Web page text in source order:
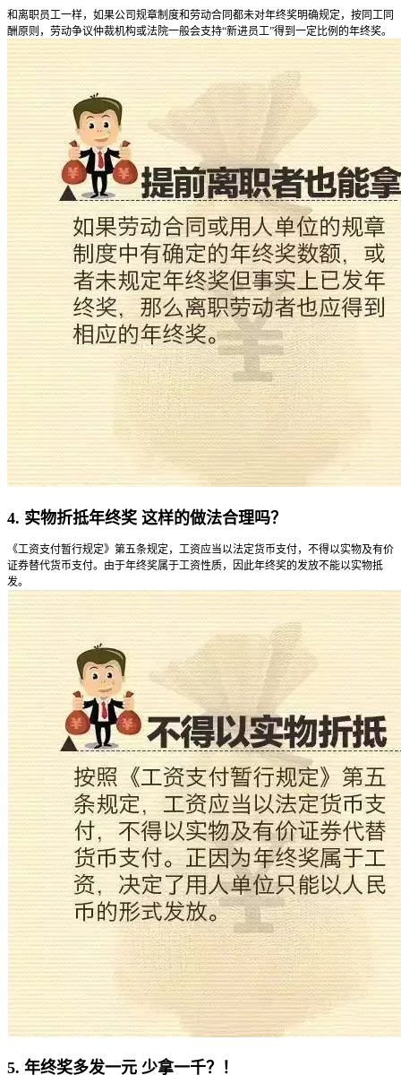
和离职员工一样，如果公司规章制度和劳动合同都未对年终奖明确规定，按同工同
酬原则，劳动争议仲裁机构或法院一般会支持“新进员工”得到一定比例的年终奖。
4. 实物折抵年终奖 这样的做法合理吗？
《工资支付暂行规定》第五条规定，工资应当以法定货币支付，不得以实物及有价
证券替代货币支付。由于年终奖属于工资性质，因此年终奖的发放不能以实物抵
发。
5. 年终奖多发一元 少拿一千？！